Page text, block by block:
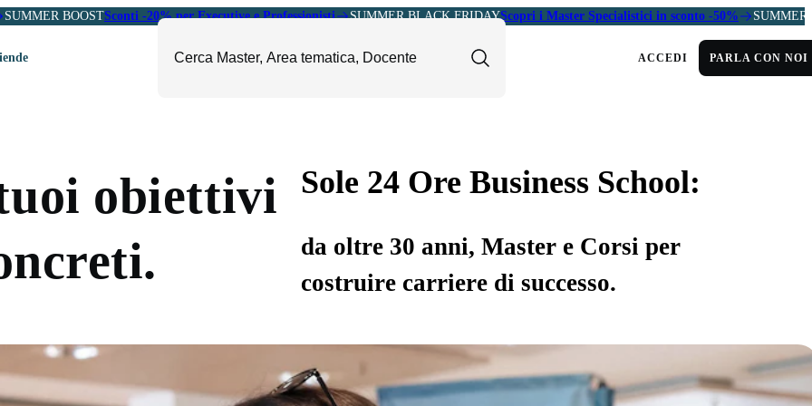
SUMMER BOOSTSconti -20% per Executive e Professionisti SUMMER BLACK FRIDAYScopri i Master Specialistici in sconto -50% SUMMER
e Soft Skills
Sales e Export
e Pharma
Fashion e Luxury
Arte, Cultura e Sport
ACCEDI PARLA CON NOI
obiettivi
Sole 24 Ore Business School:
da oltre 30 anni, Master e Corsi per
costruire carriere di successo.